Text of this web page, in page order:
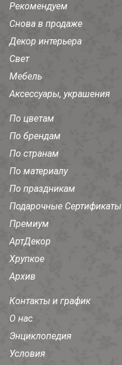
Рекомендуем
Снова в продаже
Декор интерьера
Свет
Мебель
Аксессуары, украшения
По цветам
По брендам
По странам
По материалу
По праздникам
Подарочные Сертификаты
Премиум
АртДекор
Хрупкое
Архив
Контакты и график
О нас
Энциклопедия
Условия